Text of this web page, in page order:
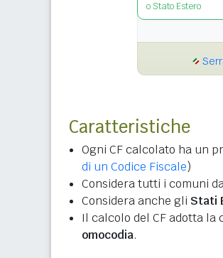
o Stato Estero
Caratteristiche
Ogni CF calcolato ha un
di un Codice Fiscale)
Considera tutti i comuni
Considera anche gli Stati
Il calcolo del CF adotta la
omocodia.